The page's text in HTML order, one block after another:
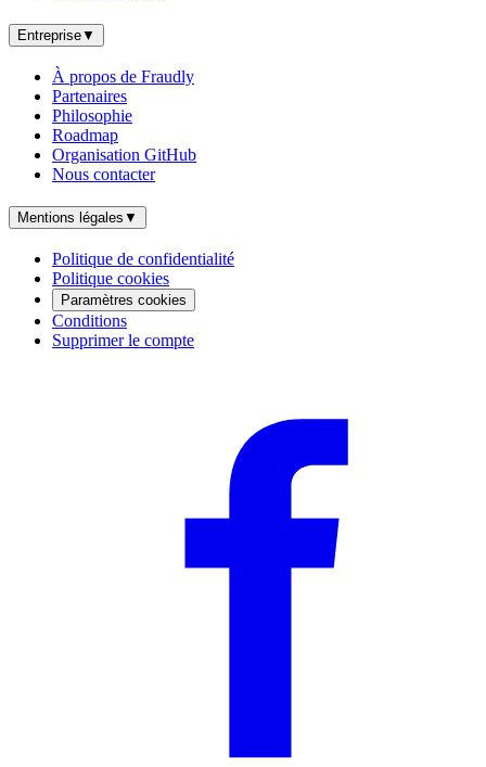
Entreprise▼
À propos de Fraudly
Partenaires
Philosophie
Roadmap
Organisation GitHub
Nous contacter
Mentions légales ▼
Politique de confidentialité
Politique cookies
Paramètres cookies
Conditions
Supprimer le compte